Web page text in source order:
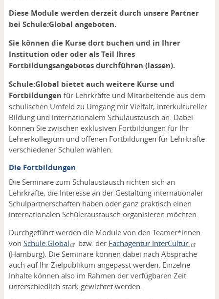
Diese Module werden derzeit durch unsere Partner
bei Schule:Global angeboten.
Sie können die Kurse dort buchen und in Ihrer
Institution oder oder als Teil Ihres
Fortbildungsangebotes durchführen (lassen).
Schule:Global bietet auch weitere Kurse und
Fortbildungen für Lehrkräfte und Mitarbeitende aus dem
schulischen Umfeld zu Umgang mit Vielfalt, interkultureller
Bildung und internationalem Schulaustausch an. Dabei
können Sie zwischen exklusiven Fortbildungen für Ihr
Lehrerkollegium und offenen Fortbildungen für Lehrkräfte
verschiedener Schulen wählen.
Die Fortbildungen
Die Seminare zum Schulaustausch richten sich an
Lehrkräfte, die Interesse an der Gestaltung internationaler
Schulpartnerschaften haben oder ganz praktisch einen
internationalen Schüleraustausch organisieren möchten.
Durchgeführt werden die Module von den Teamer*innen
von Schule:Global bzw. der Fachagentur InterCultur
(Hamburg). Die Seminare können dabei nach Absprache
auch auf Ihr Zielpublikum angepasst werden. Einzelne
Inhalte können also im Rahmen der verfügbaren Zeit
unterschiedlich stark gewichtet werden.